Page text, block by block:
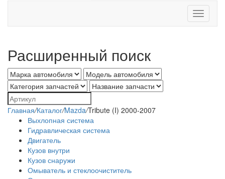
Toggle
Расширенный поиск
Главная/Каталог/Mazda/Tribute (I) 2000-2007
Выхлопная система
Гидравлическая система
Двигатель
Кузов внутри
Кузов снаружи
Омыватель и стеклоочиститель